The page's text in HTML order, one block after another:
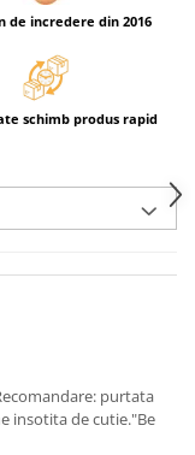
de incredere din 2016
schimb produs rapid
purtata
insotita de cutie."Be